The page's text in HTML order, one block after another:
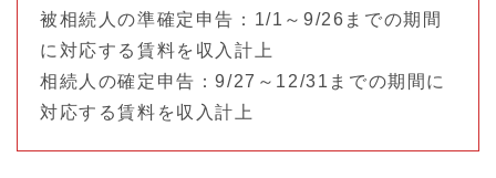
被相続人の準確定申告：1/1～9/26までの期間
に対応する賃料を収入計上
相続人の確定申告：9/27～12/31までの期間に
対応する賃料を収入計上